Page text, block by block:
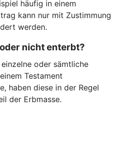
häufig in einem
kann nur mit Zustimmung
werden.
nicht enterbt?
oder sämtliche
Testament
haben diese in der Regel
der Erbmasse.